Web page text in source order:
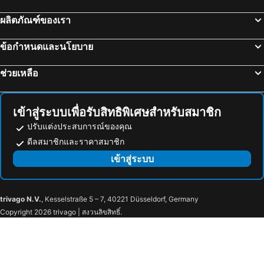
Pan Pacific London
Novotel London Blackfriars
CG Kensington
London Wembley International Hotel
Travelodge London Park Royal
Travelodge London Brent Cross
Holiday Inn Express London - Park Royal by IHG
Travelodge London Acton
Xanadu
Travelodge London Ealing
โรงแรมลอนดอน แมริออท ไมด้า เวล
ฮิลตัน ลอนดอน เคนซิงตัน
The Abbey Notting Hill
เลโก้แลนด์วินด์เซอร์
แพดดิงตัน
Tottenham Court Road Metro Station
ไชน่าทาวน์
สถานีถนนลิเวอร์พูล
บริคเลน
Brixton Metro Station
The Hayling Billy Coastal Path
สนามบินนานาชาติบริสตอล
แฮมป์สเตท
Wembley Central Metro Station
ผลิตภัณฑ์ของเรา
ข้อกำหนดและนโยบาย
ช่วยเหลือ
เข้าสู่ระบบเพื่อรับสิทธิพิเศษสำหรับสมาชิก
ปรับแต่งประสบการณ์ของคุณ
ดีลสมาชิกและราคาสมาชิก
เข้าสู่ระบบ
trivago N.V., Kesselstraße 5 – 7, 40221 Düsseldorf, Germany
Copyright 2026 trivago | สงวนลิขสิทธิ์.